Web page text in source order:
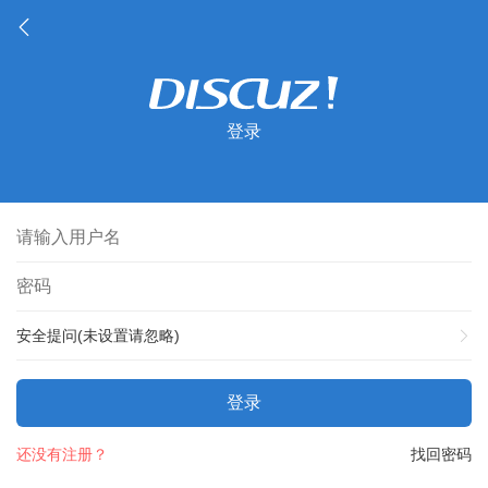
登录
安全提问(未设置请忽略)
登录
找回密码
还没有注册？